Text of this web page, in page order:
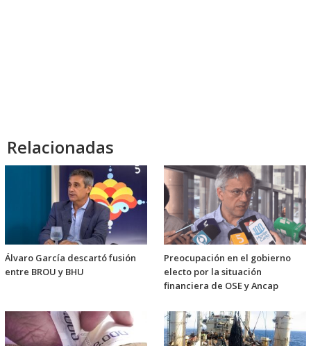
Relacionadas
Álvaro García descartó fusión
entre BROU y BHU
Preocupación en el gobierno
electo por la situación
financiera de OSE y Ancap